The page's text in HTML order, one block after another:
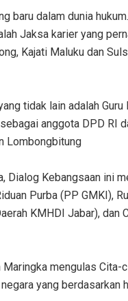
baru dalam dunia
Jaksa karier yang
Kajati Maluku dan
tidak lain adalah
anggota DPD RI
Lombongbitung
Dialog Kebangsaan ini
Purba (PP GMKI),
KMHDI Jabar),
mengulas
yang berdasarkan